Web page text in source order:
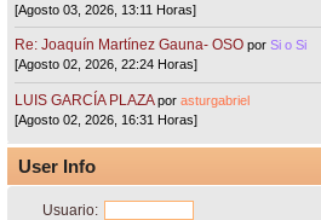
[Agosto 03, 2026, 13:11 Horas]
Re: Joaquín Martínez Gauna- OSO porSi o Si
[Agosto 02, 2026, 22:24 Horas]
LUIS GARCÍA PLAZA porasturgabriel
[Agosto 02, 2026, 16:31 Horas]
User Info
Usuario: